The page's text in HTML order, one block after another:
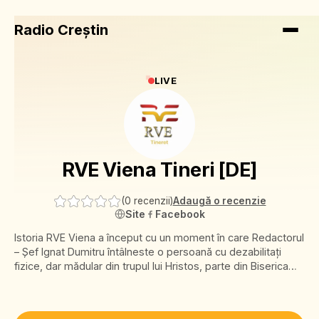
Radio Creștin
LIVE
RVE Viena Tineri [DE]
(0 recenzii)Adaugă o recenzie
Site
Facebook
Istoria RVE Viena a început cu un moment în care Redactorul
– Șef Ignat Dumitru întâlneste o persoană cu dezabilitați
fizice, dar mădular din trupul lui Hristos, parte din Biserica
în lucrarea radio. Încrezător în promisiunea lui Dumnezeu și